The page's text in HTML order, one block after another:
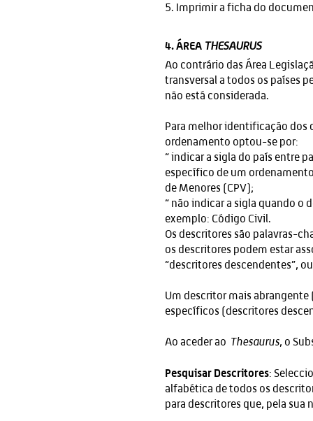
5. Imprimir a ficha do
4. ÁREA THESAURUS
Ao contrário das Área
transversal a todos os países
não está considerada.
Para melhor identificação dos
ordenamento optou-se por:
“ indicar a sigla do país entre
específico de um
de Menores (CPV);
“ não indicar a sigla quando o
exemplo: Código Civil.
Os descritores são palavras-
os descritores podem estar
“descritores descendentes”,
Um descritor mais
específicos (descritores
Ao aceder ao Thesaurus, o
Pesquisar Descritores:
alfabética de todos os
para descritores que, pela sua